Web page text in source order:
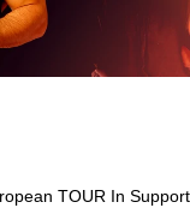
TOUR In Support